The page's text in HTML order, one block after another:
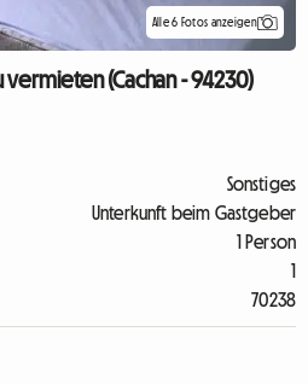
Alle 6 Fotos anzeigen
(Cachan - 94230)
Sonstiges
Unterkunft beim Gastgeber
1 Person
1
70238